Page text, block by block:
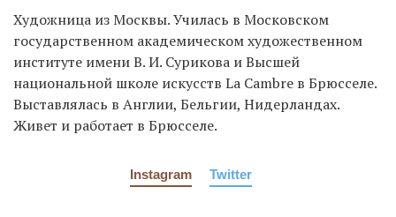
Художница из Москвы. Училась в Московском
государственном академическом художественном
институте имени В. И. Сурикова и Высшей
национальной школе искусств La Cambre в Брюсселе.
Выставлялась в Англии, Бельгии, Нидерландах.
Живет и работает в Брюсселе.
Instagram Twitter